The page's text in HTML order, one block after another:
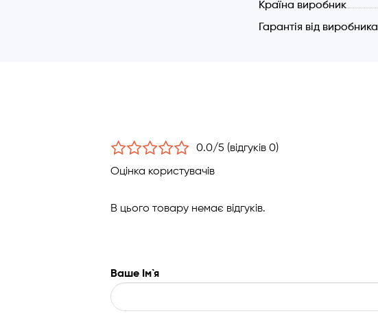
Країна виробник
Гарантія від виробника
0.0/5 (відгуків 0)
Оцінка користувачів
В цього товару немає відгуків.
Ваше Ім`я